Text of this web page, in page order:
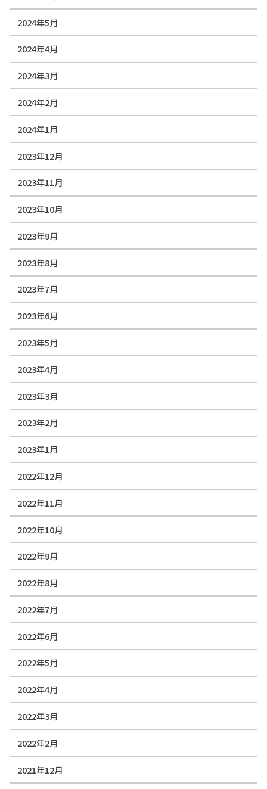
2024年5月
2024年4月
2024年3月
2024年2月
2024年1月
2023年12月
2023年11月
2023年10月
2023年9月
2023年8月
2023年7月
2023年6月
2023年5月
2023年4月
2023年3月
2023年2月
2023年1月
2022年12月
2022年11月
2022年10月
2022年9月
2022年8月
2022年7月
2022年6月
2022年5月
2022年4月
2022年3月
2022年2月
2021年12月